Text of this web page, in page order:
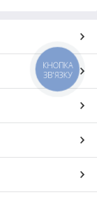
КНОПКА
ЗВ'ЯЗКУ